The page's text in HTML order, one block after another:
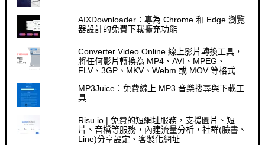
AIXDownloader：專為 Chrome 和 Edge 瀏覽
器設計的免費下載擴充功能
Converter Video Online 線上影片轉換工具，
將任何影片轉換為 MP4、AVI、MPEG、
FLV、3GP、MKV、Webm 或 MOV 等格式
MP3Juice：免費線上 MP3 音樂搜尋與下載工
具
Risu.io | 免費的短網址服務，支援圖片、短
片、音檔等服務，內建流量分析，社群(臉書、
Line)分享設定、客製化網址